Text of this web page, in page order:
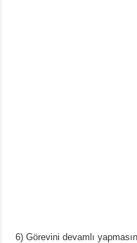
6) Görevini devamlı